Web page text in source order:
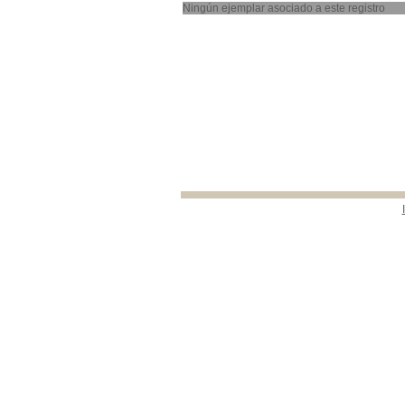
Ningún ejemplar asociado a este registro